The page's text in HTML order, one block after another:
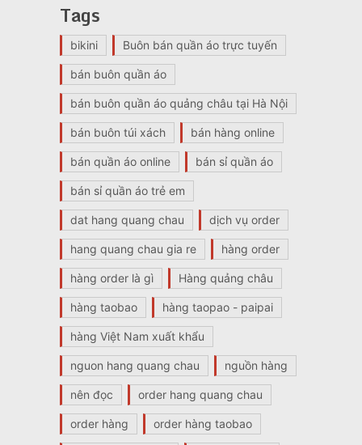
Tags
bikini Buôn bán quần áo trực tuyến
bán buôn quần áo
bán buôn quần áo quảng châu tại Hà Nội
bán buôn túi xách bán hàng online
bán quần áo online bán sỉ quần áo
bán sỉ quần áo trẻ em
dat hang quang chau dịch vụ order
hang quang chau gia re hàng order
hàng order là gì Hàng quảng châu
hàng taobao hàng taopao - paipai
hàng Việt Nam xuất khẩu
nguon hang quang chau nguồn hàng
nên đọc order hang quang chau
order hàng order hàng taobao